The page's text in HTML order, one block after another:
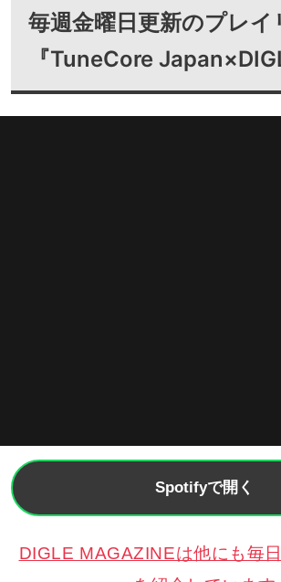
毎週金曜日更新のプレイ
『TuneCore
Spotifyで開く
DIGLE MAGAZINEは他にも毎